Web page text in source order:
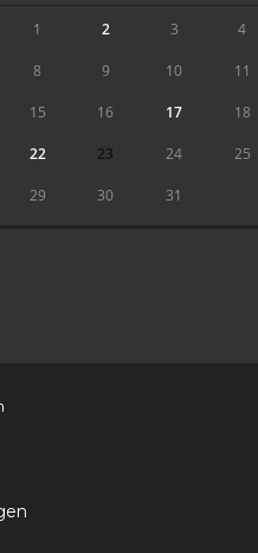
1 2 3 4
8 9 10 11
15 16 17 18
22 23 24 25
29 30 31